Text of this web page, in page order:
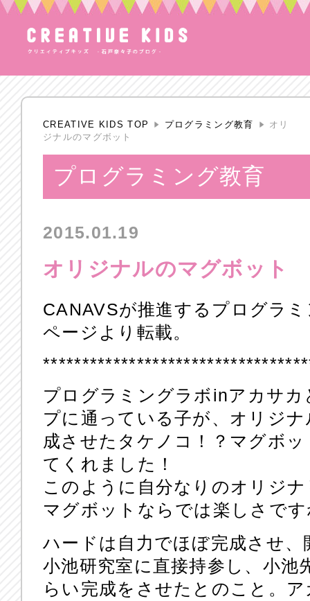
CREATIVE KIDS TOP プログラミング教育
オリ
ジナルのマグボット
プログラミング教育
2015.01.19
オリジナルのマグボット
CANAVSが推進するプログラ
ページより転載。
プログラミングラボinアカサカ
プに通っている子が、オリジ
成させたタケノコ！？マグボ
てくれました！
このように自分なりのオリジ
マグボットならでは楽しさで
ハードは自力でほぼ完成させ
小池研究室に直接持参し、小
らい完成をさせたとのこと。